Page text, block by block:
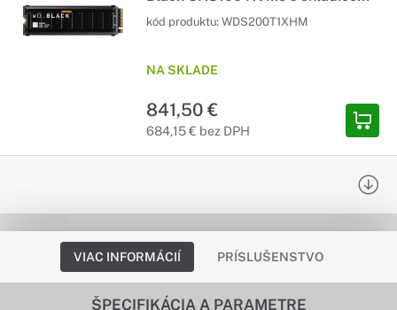
kód produktu: WDS200T1XHM
NA SKLADE
841,50 €
684,15 € bez DPH
VIAC INFORMÁCIÍ PRÍSLUŠENSTVO
ŠPECIFIKÁCIA A PARAMETRE